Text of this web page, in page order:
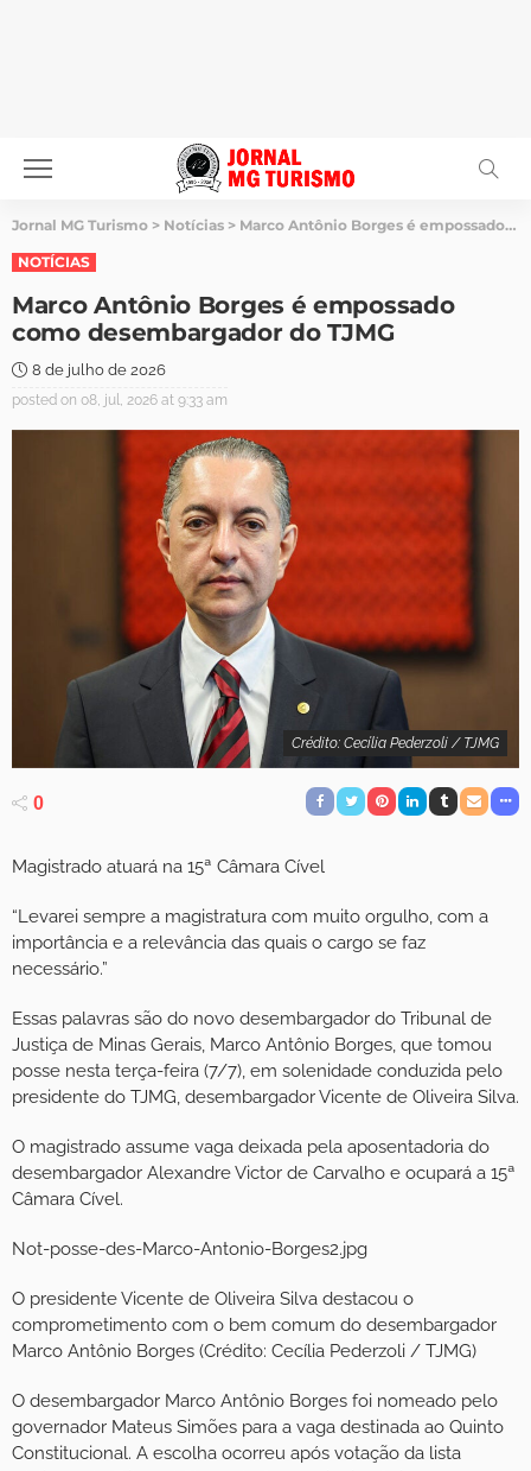
Jornal MG Turismo > Notícias > Marco Antônio Borges é empossado como desembargador do TJMG
NOTÍCIAS
Marco Antônio Borges é empossado
como desembargador do TJMG
8 de julho de 2026
posted on 08, jul, 2026 at 9:33 am
Crédito: Cecília Pederzoli / TJMG
0
Magistrado atuará na 15ª Câmara Cível
“Levarei sempre a magistratura com muito orgulho, com a
importância e a relevância das quais o cargo se faz
necessário.”
Essas palavras são do novo desembargador do Tribunal de
Justiça de Minas Gerais, Marco Antônio Borges, que tomou
posse nesta terça-feira (7/7), em solenidade conduzida pelo
presidente do TJMG, desembargador Vicente de Oliveira Silva.
O magistrado assume vaga deixada pela aposentadoria do
desembargador Alexandre Victor de Carvalho e ocupará a 15ª
Câmara Cível.
Not-posse-des-Marco-Antonio-Borges2.jpg
O presidente Vicente de Oliveira Silva destacou o
comprometimento com o bem comum do desembargador
Marco Antônio Borges (Crédito: Cecília Pederzoli / TJMG)
O desembargador Marco Antônio Borges foi nomeado pelo
governador Mateus Simões para a vaga destinada ao Quinto
Constitucional. A escolha ocorreu após votação da lista